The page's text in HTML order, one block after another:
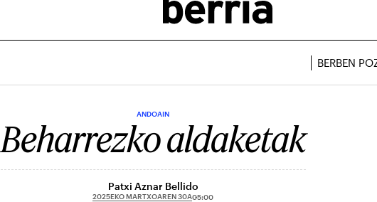
BERBEN
ANDOAIN
Beharrezko aldaketak
Patxi Aznar Bellido
2025EKO MARTXOAREN 30A05:00